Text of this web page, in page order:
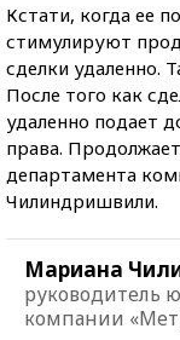
Кстати, когда ее
стимулируют
сделки удаленно.
После того как
удаленно подает
права.
департамента
Чилиндришвили.
Мариана
руководитель
компании